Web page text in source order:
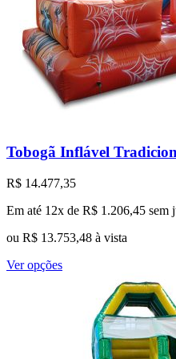
Tobogã Inflável
R$ 14.477,35
Em até 12x de R$ 1.206,45 sem
ou R$ 13.753,48 à vista
Ver opçõesEste
variantes.
opções